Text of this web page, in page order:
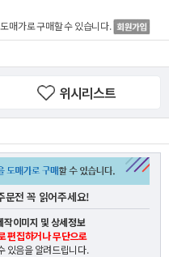
도매가로 구매할 수 있습니다.
위시리스트
문전 꼭 읽어주세요!
작이미지 및 상세정보
편집하거나 무단으로
있음을 알려드립니다.